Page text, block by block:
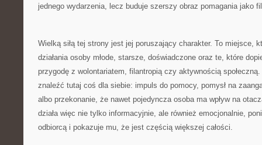
jednego wydarzenia, lecz buduje szerszy obraz pomagania jako
Wielką siłą tej strony jest jej poruszający charakter. To miejsce,
działania osoby młode, starsze, doświadczone oraz te, które
przygodę z wolontariatem, filantropią czy aktywnością
znaleźć tutaj coś dla siebie: impuls do pomocy, pomysł na
albo przekonanie, że nawet pojedyncza osoba ma wpływ na
działa więc nie tylko informacyjnie, ale również emocjonalnie,
odbiorcą i pokazuje mu, że jest częścią większej całości.